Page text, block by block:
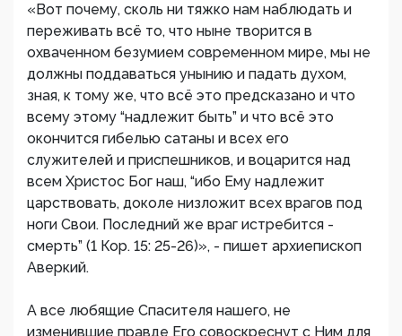
«Вот почему, сколь ни тяжко нам наблюдать и
переживать всё то, что ныне творится в
охваченном безумием современном мире, мы не
должны поддаваться унынию и падать духом,
зная, к тому же, что всё это предсказано и что
всему этому “надлежит быть” и что всё это
окончится гибелью сатаны и всех его
служителей и приспешников, и воцарится над
всем Христос Бог наш, “ибо Ему надлежит
царствовать, доколе низложит всех врагов под
ноги Свои. Последний же враг истребится -
смерть” (1 Кор. 15: 25-26)», - пишет архиепископ
Аверкий.
А все любящие Спасителя нашего, не
изменившие правде Его совоскреснут с Ним для